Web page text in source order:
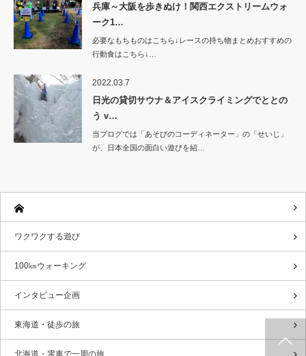
兵庫～大阪を歩きぬけ！関西エクストリームウォ
ーク1…
必要なもちものはこちら↓レースの持ち物まとめおすすめの
行動食はこちら↓…
2022.03.7
日光の貸切サウナ＆アイスクライミングでととの
う v…
当ブログでは「あそびのコーディネーター」の「せいじ」
が、日本全国の面白い遊びを紹…
ワクワクする遊び
100㎞ウォーキング
インタビュー企画
東海道・徒歩の旅